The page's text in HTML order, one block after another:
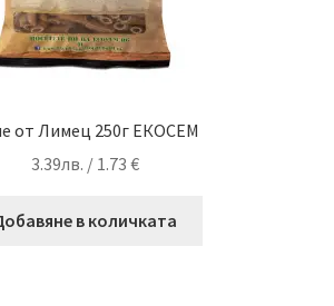
от Лимец 250г ЕКОСЕМ
3.39лв. / 1.73 €
в количката